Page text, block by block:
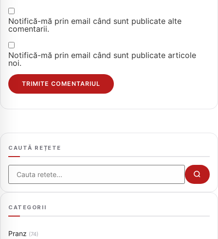
Notifică-mă prin email când sunt publicate alte
comentarii.
Notifică-mă prin email când sunt publicate articole
noi.
CAUTĂ REȚETE
Cauta
CATEGORII
Pranz (74)